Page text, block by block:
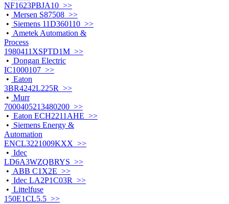
NF1623PBJA10 >>
• Mersen S87508 >>
• Siemens 11D360110 >>
• Ametek Automation &
Process
1980411XSPTD1M >>
• Dongan Electric
IC1000107 >>
• Eaton
3BR4242L225R >>
• Murr
7000405213480200 >>
• Eaton ECH2211AHE >>
• Siemens Energy &
Automation
ENCL3221009KXX >>
• Idec
LD6A3WZQBRYS >>
• ABB C1X2E >>
• Idec LA2P1C03R >>
• Littelfuse
150E1CL5.5 >>